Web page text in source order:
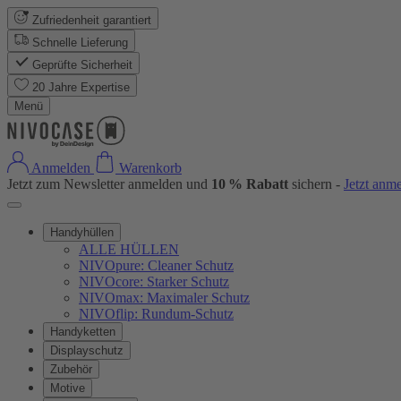
Zufriedenheit garantiert
Schnelle Lieferung
Geprüfte Sicherheit
20 Jahre Expertise
Menü
Anmelden
Warenkorb
Jetzt zum Newsletter anmelden und 10 % Rabatt sichern - Jetzt
Handyhüllen
ALLE HÜLLEN
NIVOpure: Cleaner Schutz
NIVOcore: Starker Schutz
NIVOmax: Maximaler Schutz
NIVOflip: Rundum-Schutz
Handyketten
Displayschutz
Zubehör
Motive